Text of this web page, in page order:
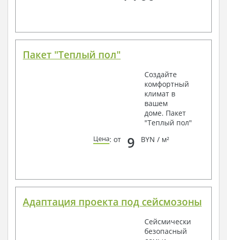
Пакет "Теплый пол"
Создайте
комфортный
климат в
вашем
доме. Пакет
"Теплый пол"
Цена: от 9 BYN / м²
Адаптация проекта под сейсмозоны
Сейсмически
безопасный